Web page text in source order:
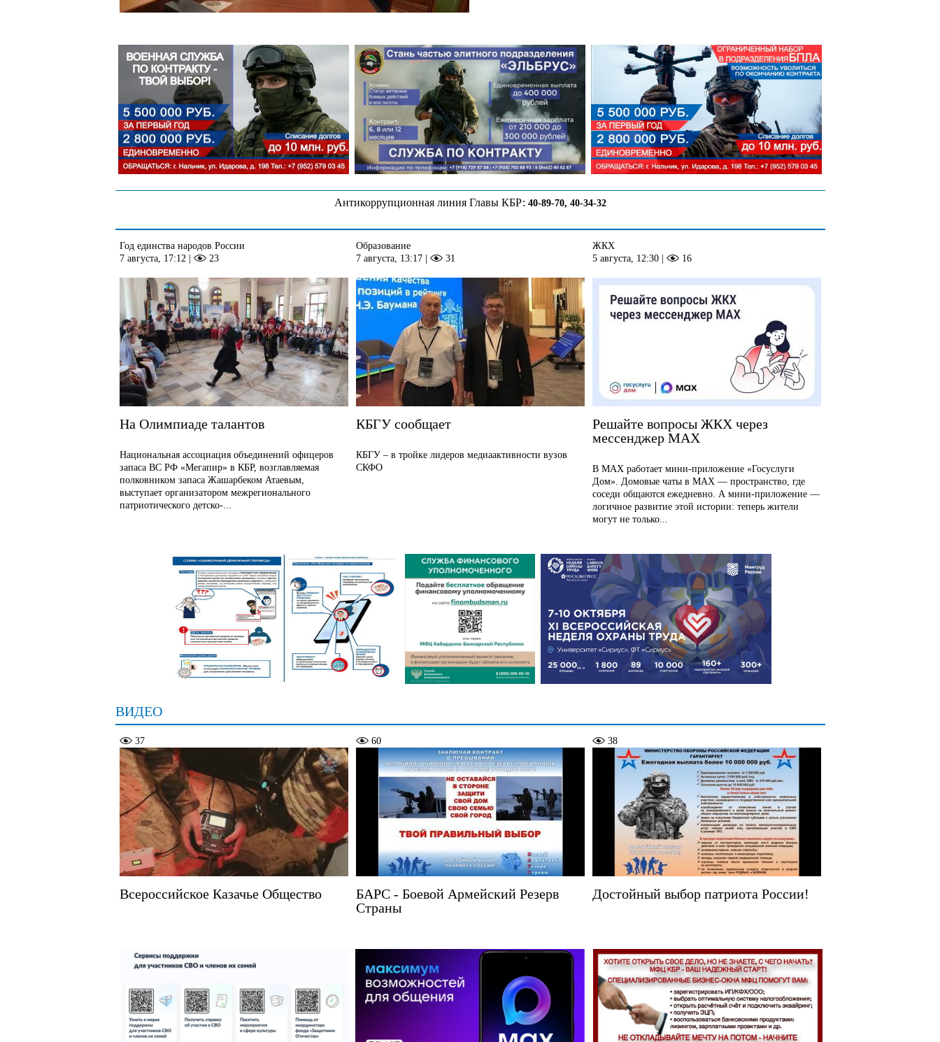
Антикоррупционная линия Главы КБР: 40-89-70, 40-34-32
Год единства народов России
7 августа, 17:12 | 23
На Олимпиаде талантов
Национальная ассоциация объединений офицеров
запаса ВС РФ «Мегапир» в КБР, возглавляемая
полковником запаса Жашарбеком Атаевым,
выступает организатором межрегионального
патриотического детско-...
Образование
7 августа, 13:17 | 31
КБГУ сообщает
КБГУ – в тройке лидеров медиаактивности вузов
СКФО
ЖКХ
5 августа, 12:30 | 16
Решайте вопросы ЖКХ через
мессенджер MAX
В MAX работает мини-приложение «Госуслуги
Дом». Домовые чаты в MAX — пространство, где
соседи общаются ежедневно. А мини-приложение —
логичное развитие этой истории: теперь жители
могут не только...
ВИДЕО
37
Всероссийское Казачье Общество
60
БАРС - Боевой Армейский Резерв
Страны
38
Достойный выбор патриота России!